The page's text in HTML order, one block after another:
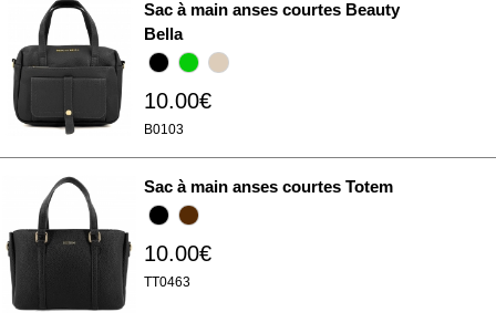
Sac à main anses courtes Beauty
Bella
10.00€
B0103
Sac à main anses courtes Totem
10.00€
TT0463